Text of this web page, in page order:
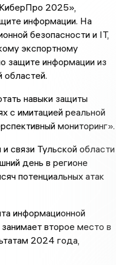
2025»,
информации. На
безопасности и IT,
экспортному
защите информации из
областей.
навыки защиты
с имитацией реальной
мониторинг».
связи Тульской области
день в регионе
потенциальных атак
информационной
второе место в
2024 года,